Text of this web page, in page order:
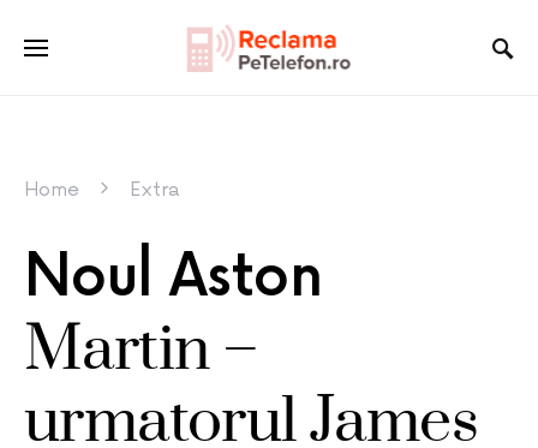
Home Extra
Noul Aston
Martin –
urmatorul James